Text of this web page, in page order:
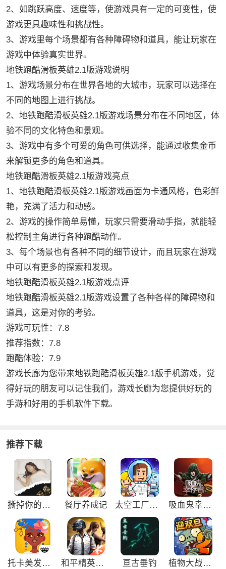
2、如跳跃高度、速度等，使游戏具有一定的可变性，使
游戏更具趣味性和挑战性。
3、游戏里每个场景都有各种障碍物和道具，能让玩家在
游戏中体验真实世界。
地铁跑酷滑板英雄2.1版游戏说明
1、游戏场景分布在世界各地的大城市，玩家可以选择在
不同的地图上进行挑战。
2、地铁跑酷滑板英雄2.1版游戏场景分布在不同地区，体
验不同的文化特色和景观。
3、游戏中有多个可爱的角色可供选择，能通过收集金币
来解锁更多的角色和道具。
地铁跑酷滑板英雄2.1版游戏亮点
1、地铁跑酷滑板英雄2.1版游戏画面为卡通风格，色彩鲜
艳，充满了活力和动感。
2、游戏的操作简单易懂，玩家只需要滑动手指，就能轻
松控制主角进行各种跑酷动作。
3、每个场景也有各种不同的细节设计，而且玩家在游戏
中可以有更多的探索和发现。
地铁跑酷滑板英雄2.1版游戏点评
地铁跑酷滑板英雄2.1版游戏设置了各种各样的障碍物和
道具，这是对你的考验。
游戏可玩性：7.8
推荐指数：7.8
跑酷体验：7.9
游戏长廊为您带来地铁跑酷滑板英雄2.1版手机游戏，觉
得好玩的朋友可以记住我们，游戏长廊为您提供好玩的
手游和好用的手机软件下载。
推荐下载
撕掉你的外衣3游戏 餐厅养成记 太空工厂大亨免广告版 吸血鬼幸存者免广告版
托卡美发沙龙4可化妆版 和平精英刺激归来版 亘古垂钓 植物大战僵尸2双旦内购免费版